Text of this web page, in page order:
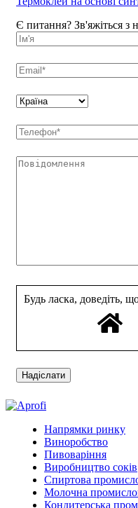
Є питання? Зв'яжіться з
Будь ласка, доведіть,
Напрямки ринку
Виноробство
Пивоваріння
Виробництво соків
Спиртова
Молочна
Кондитерська